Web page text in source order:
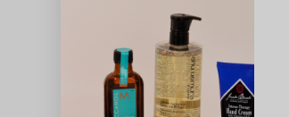
Soins du visage
Maquillage
Bain et Corps
Bijoux